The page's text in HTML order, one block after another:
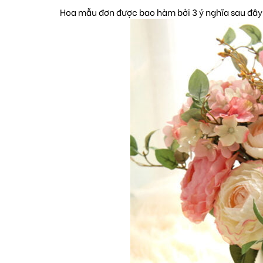
Hoa mẫu đơn được bao hàm bởi 3 ý nghĩa sau